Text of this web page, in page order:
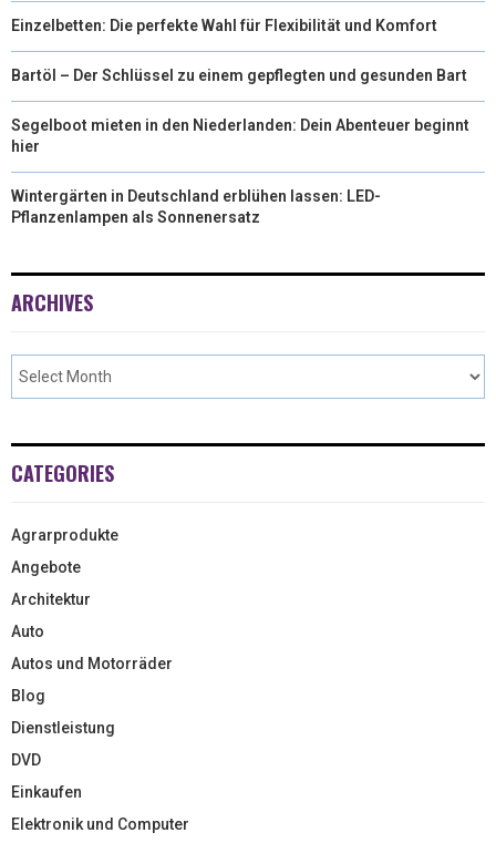
Einzelbetten: Die perfekte Wahl für Flexibilität und Komfort
Bartöl – Der Schlüssel zu einem gepflegten und gesunden Bart
Segelboot mieten in den Niederlanden: Dein Abenteuer beginnt
hier
Wintergärten in Deutschland erblühen lassen: LED-
Pflanzenlampen als Sonnenersatz
ARCHIVES
CATEGORIES
Agrarprodukte
Angebote
Architektur
Auto
Autos und Motorräder
Blog
Dienstleistung
DVD
Einkaufen
Elektronik und Computer